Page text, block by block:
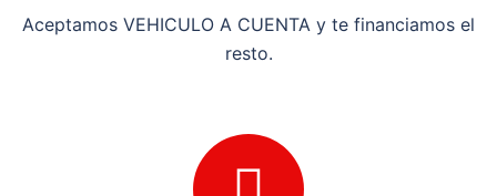
Aceptamos VEHICULO A CUENTA y te financiamos el
resto.